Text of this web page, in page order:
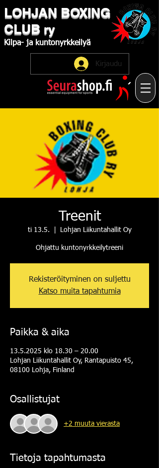
LOHJAN ​BOXING
CLUB ry
Kilpa- ja kuntonyrkkeilyä
Kirjaudu
Treenit
ti 13.5. Lohjan Liikuntahallit Oy
Ohjattu kuntonyrkkeilytreeni
Rekisteröityminen on suljettu
Katso muita tapahtumia
Paikka & aika
13.5.2025 klo 18.30 – 20.00
Lohjan Liikuntahallit Oy, Rantapuisto 45,
08100 Lohja, Finland
Osallistujat
+2 muuta vierasta
Tietoja tapahtumasta